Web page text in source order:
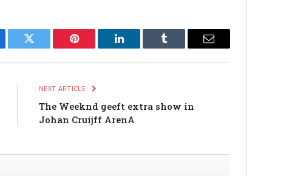
Twitter Pinterest LinkedIn Tumblr Email
NEXT ARTICLE
The Weeknd geeft extra show in
Johan Cruijff ArenA